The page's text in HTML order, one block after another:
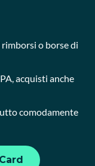
o borse di
acquisti anche
comodamente